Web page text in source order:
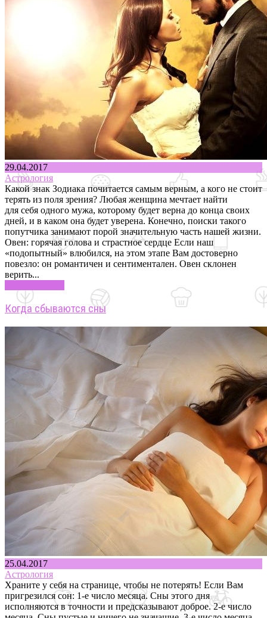
29.04.2017
Астрология
Какой знак Зодиака почитается самым верным, а кого не стоит
терять из поля зрения? Любая женщина мечтает найти
для себя одного мужа, которому будет верна до конца своих
дней, и в каком она будет уверена. Конечно, поиски такого
попутчика занимают порой значительную часть нашей жизни.
Овен: горячая голова и страстное сердце Если наш
«подопытный» влюбился, на этом этапе Вам достоверно
повезло: он романтичен и сентиментален. Овен склонен
верить...
Когда сбываются сны
25.04.2017
Астрология
Храните у себя на странице, чтобы не потерять! Если Вам
пригрезился сон: 1-е число месяца. Сны этого дня
исполняются в точности и предсказывают доброе. 2-е число